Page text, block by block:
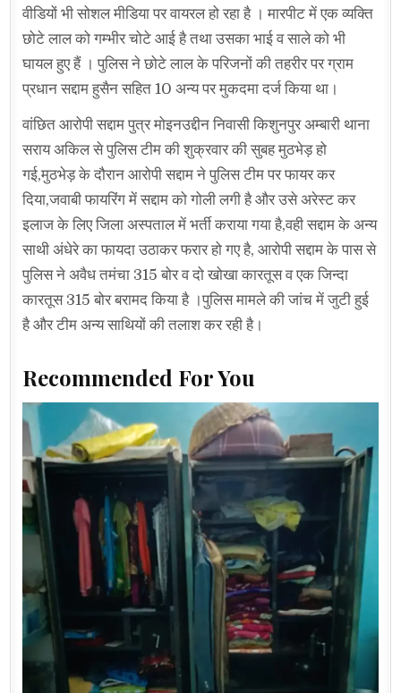
वीडियों भी सोशल मीडिया पर वायरल हो रहा है । मारपीट में एक व्यक्ति
छोटे लाल को गम्भीर चोटे आई है तथा उसका भाई व साले को भी
घायल हुए हैं । पुलिस ने छोटे लाल के परिजनों की तहरीर पर ग्राम
प्रधान सद्दाम हुसैन सहित 10 अन्य पर मुकदमा दर्ज किया था।
वांछित आरोपी सद्दाम पुत्र मोइनउद्दीन निवासी किशुनपुर अम्बारी थाना
सराय अकिल से पुलिस टीम की शुक्रवार की सुबह मुठभेड़ हो
गई,मुठभेड़ के दौरान आरोपी सद्दाम ने पुलिस टीम पर फायर कर
दिया,जवाबी फायरिंग में सद्दाम को गोली लगी है और उसे अरेस्ट कर
इलाज के लिए जिला अस्पताल में भर्ती कराया गया है,वही सद्दाम के अन्य
साथी अंधेरे का फायदा उठाकर फरार हो गए है, आरोपी सद्दाम के पास से
पुलिस ने अवैध तमंचा 315 बोर व दो खोखा कारतूस व एक जिन्दा
कारतूस 315 बोर बरामद किया है ।पुलिस मामले की जांच में जुटी हुई
है और टीम अन्य साथियों की तलाश कर रही है।
Recommended For You